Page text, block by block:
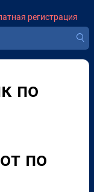
регистрация
по
по